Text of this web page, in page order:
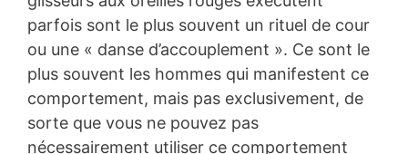
parfois sont le plus souvent un rituel de cour
ou une « danse d’accouplement ». Ce sont le
plus souvent les hommes qui manifestent ce
comportement, mais pas exclusivement, de
sorte que vous ne pouvez pas
nécessairement utiliser ce comportement